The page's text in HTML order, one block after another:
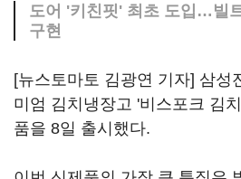
도어 '키친핏' 최초 도입…빌
구현
[뉴스토마토 김광연 기자] 삼성
미엄 김치냉장고 '비스포크 김
품을 8일 출시했다.